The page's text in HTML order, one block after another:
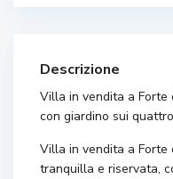
Descrizione
Villa in vendita a Forte
con giardino sui
Villa in vendita a Forte
tranquilla e riservata,